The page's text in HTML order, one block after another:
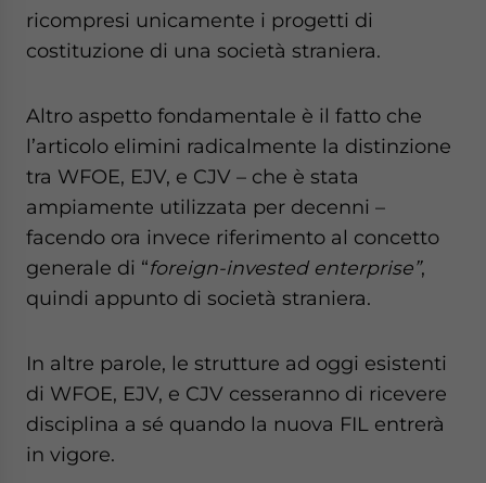
ricompresi unicamente i progetti di
costituzione di una società straniera.
Altro aspetto fondamentale è il fatto che
l’articolo elimini radicalmente la distinzione
tra WFOE, EJV, e CJV – che è stata
ampiamente utilizzata per decenni –
facendo ora invece riferimento al concetto
generale di “foreign-invested enterprise”,
quindi appunto di società straniera.
In altre parole, le strutture ad oggi esistenti
di WFOE, EJV, e CJV cesseranno di ricevere
disciplina a sé quando la nuova FIL entrerà
in vigore.